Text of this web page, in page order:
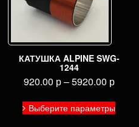
КАТУШКА ALPINE SWG-
1244
920.00 р–5920.00 р
Выберите параметрытовар